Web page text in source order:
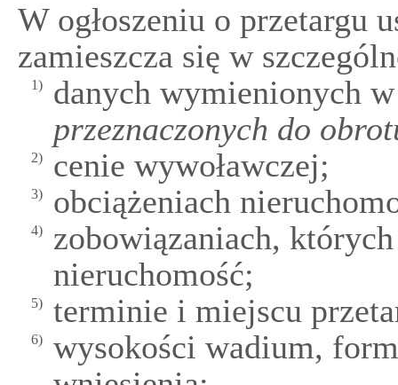
W ogłoszeniu o przetargu
zamieszcza się w
1) danych wymienionych w
przeznaczonych do
2) cenie wywoławczej;
3) obciążeniach
4)
zobowiązaniach,
nieruchomość;
5) terminie i miejscu
6)
wysokości wadium,